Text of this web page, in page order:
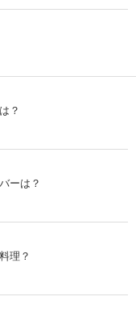
？
ーは？
理？